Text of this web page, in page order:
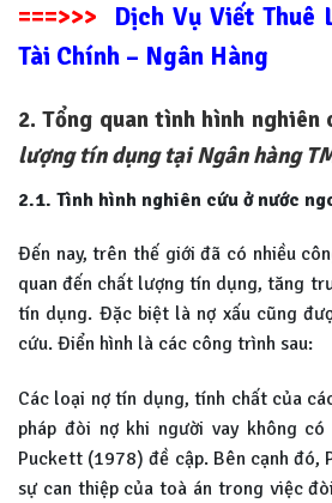
===>>>
Dịch Vụ Viết Thuê
Tài Chính – Ngân Hàng
2. Tổng quan tình hình nghiên
lượng tín dụng tại Ngân hàng
2.1. Tình hình nghiên cứu ở nước
Đến nay, trên thế giới đã có nhiều
quan đến chất lượng tín dụng, tăng
tín dụng. Đặc biệt là nợ xấu cũng
cứu. Điển hình là các công trình sau:
Các loại nợ tín dụng, tính chất của
pháp đòi nợ khi người vay không
Puckett (1978) đề cập. Bên cạnh đó,
sự can thiệp của toà án trong việc